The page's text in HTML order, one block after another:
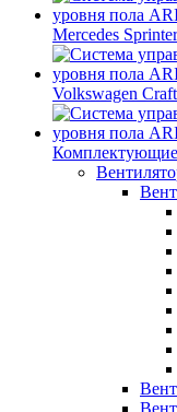
Mercedes Sprinter
Volkswagen
Комплектующие